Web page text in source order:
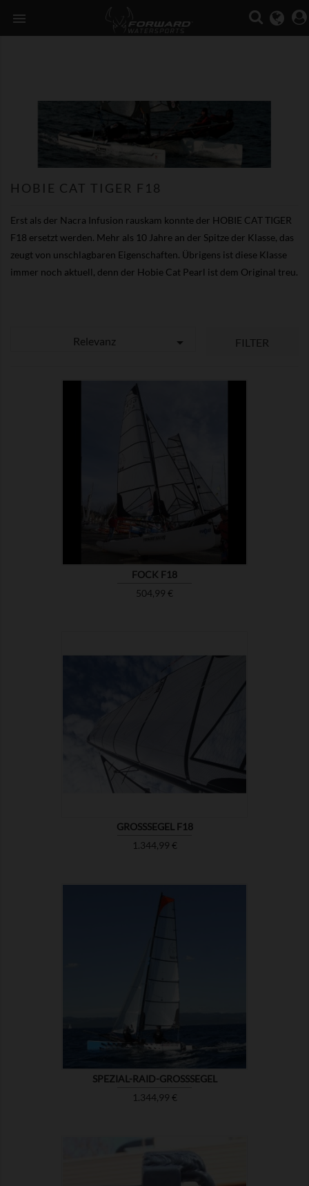

HOBIE CAT TIGER F18
Erst als der Nacra Infusion rauskam konnte der HOBIE CAT TIGER
F18 ersetzt werden. Mehr als 10 Jahre an der Spitze der Klasse, das
zeugt von unschlagbaren Eigenschaften. Übrigens ist diese Klasse
immer noch aktuell, denn der Hobie Cat Pearl ist dem Original treu.
Relevanz  FILTER
FOCK F18
Preis
504,99 €
GROSSSEGEL F18
Preis
1.344,99 €
SPEZIAL-RAID-GROSSSEGEL
Preis
1.344,99 €